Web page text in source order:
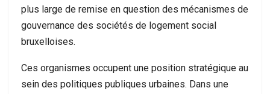
plus large de remise en question des mécanismes de
gouvernance des sociétés de logement social
bruxelloises.
Ces organismes occupent une position stratégique au
sein des politiques publiques urbaines. Dans une